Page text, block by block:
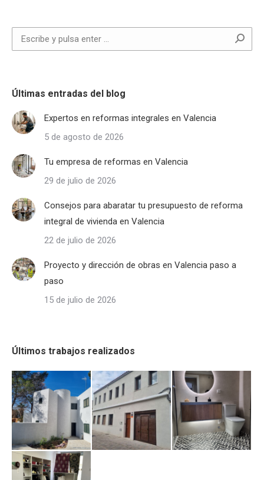
Buscar:
Últimas entradas del blog
Expertos en reformas integrales en Valencia
5 de agosto de 2026
Tu empresa de reformas en Valencia
29 de julio de 2026
Consejos para abaratar tu presupuesto de reforma
integral de vivienda en Valencia
22 de julio de 2026
Proyecto y dirección de obras en Valencia paso a
paso
15 de julio de 2026
Últimos trabajos realizados